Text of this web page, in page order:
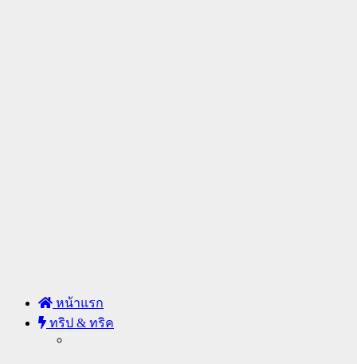
หน้าแรก
ทริป & ทริค